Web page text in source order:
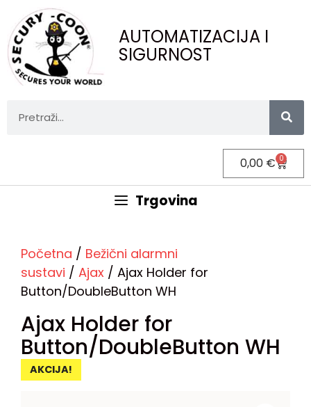
AUTOMATIZACIJA I
SIGURNOST
0,00 € 0
Trgovina
Početna / Bežični alarmni
sustavi / Ajax / Ajax Holder for
Button/DoubleButton WH
Ajax Holder for
Button/DoubleButton WH
AKCIJA!